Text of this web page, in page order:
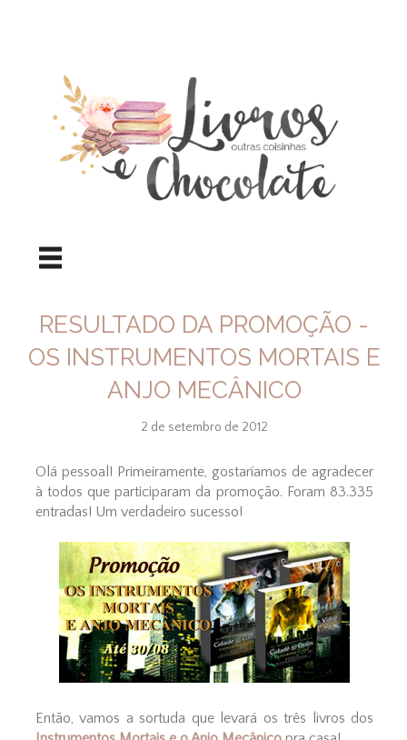
RESULTADO DA PROMOÇÃO -
OS INSTRUMENTOS MORTAIS E
ANJO MECÂNICO
2 de setembro de 2012
Olá pessoal! Primeiramente, gostaríamos de agradecer
à todos que participaram da promoção. Foram 83.335
entradas! Um verdadeiro sucesso!
Então, vamos a sortuda que levará os três livros dos